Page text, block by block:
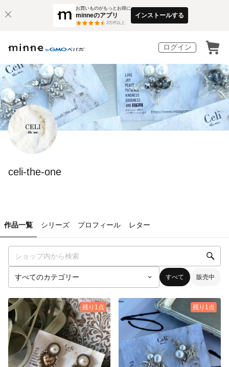
お買いものがもっとお得に
minneのアプリ
3万件以上
インストールする
ログイン
celi-the-one
作品一覧 シリーズ プロフィール レター
すべて 販売中
残り1点 残り1点